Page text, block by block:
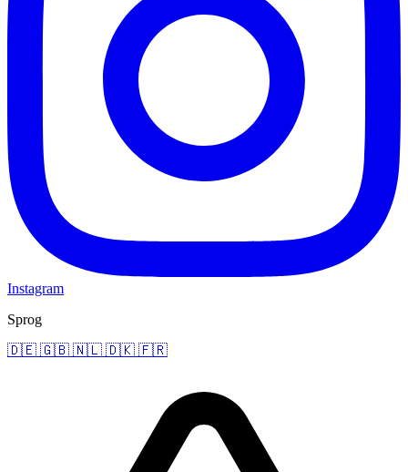
Instagram
Sprog
🇩🇪 🇬🇧 🇳🇱 🇩🇰 🇫🇷